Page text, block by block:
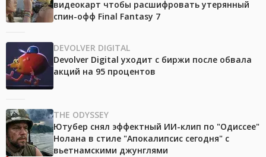
видеокарт чтобы расшифровать утерянный
спин-офф Final Fantasy 7
DEVOLVER DIGITAL
Devolver Digital уходит с биржи после обвала
акций на 95 процентов
THE ODYSSEY
Ютубер снял эффектный ИИ-клип по "Одиссее"
Нолана в стиле "Апокалипсис сегодня" с
вьетнамскими джунглями